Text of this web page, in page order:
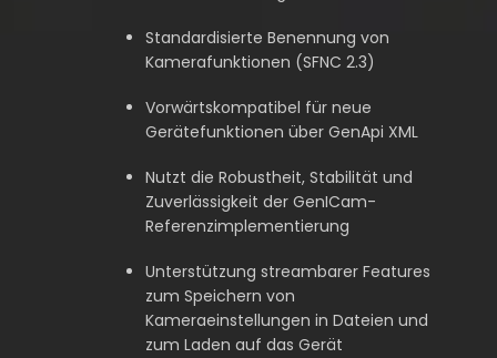
Standardisierte Benennung von
Kamerafunktionen (SFNC 2.3)
Vorwärtskompatibel für neue
Gerätefunktionen über GenApi XML
Nutzt die Robustheit, Stabilität und
Zuverlässigkeit der GenICam-
Referenzimplementierung
Unterstützung streambarer Features
zum Speichern von
Kameraeinstellungen in Dateien und
zum Laden auf das Gerät